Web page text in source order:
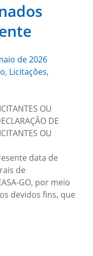
de 2026
, Licitações,
OU
DE
OU
data de
de
GO, por meio
devidos fins, que